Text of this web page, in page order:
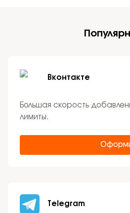
Вконтакте
Большая скорость
лимиты.
Telegram